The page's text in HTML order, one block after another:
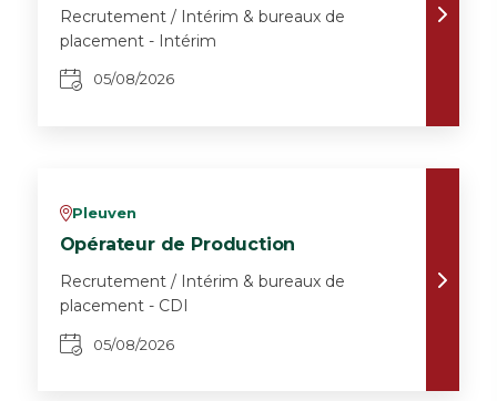
Recrutement / Intérim & bureaux de
placement - Intérim
05/08/2026
vPleuven
Opérateur de Production
Recrutement / Intérim & bureaux de
placement - CDI
05/08/2026